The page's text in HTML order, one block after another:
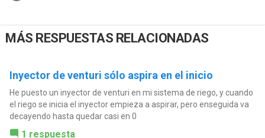
MÁS RESPUESTAS RELACIONADAS
Inyector de venturi sólo aspira en el inicio
He puesto un inyector de venturi en mi sistema de riego, y cuando
el riego se inicia el inyector empieza a aspirar, pero enseguida va
decayendo hasta quedar casi en 0
1 respuesta